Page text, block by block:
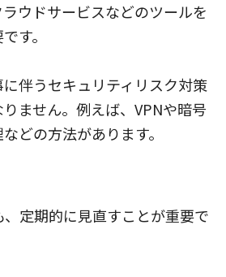
ウドサービスなどのツールを
す。
伴うセキュリティリスク対策
ません。例えば、VPNや暗号
どの方法があります。
定期的に見直すことが重要で